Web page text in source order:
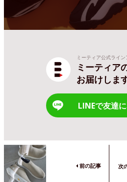
ミーティア公式ライン
ミーティア
お届けしま
LINEで友達
前の記事 次